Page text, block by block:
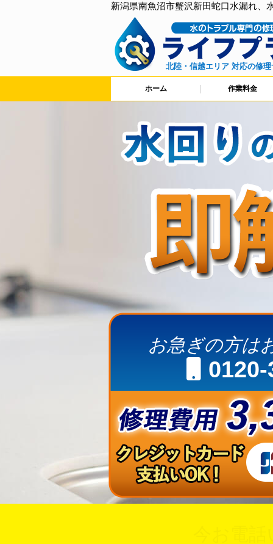
新潟県南魚沼市蟹沢新田蛇口水漏れ、
北陸・信越エリア 対応の修
ホーム 作業料金
お急ぎの方は